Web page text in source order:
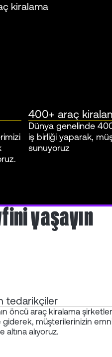
kiralama
400+ araç
Dünya genelinde
iş birliği yaparak,
sunuyoruz
yaşayın
tedarikçiler
öncü araç kiralama
giderek, müşterilerinizin
altına alıyoruz.